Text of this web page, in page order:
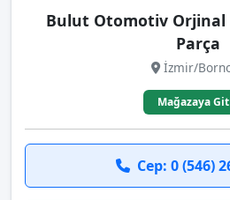
Bulut Otomotiv Orjinal
Parça
İzmir/
Mağazaya Git
Cep: 0 (546)